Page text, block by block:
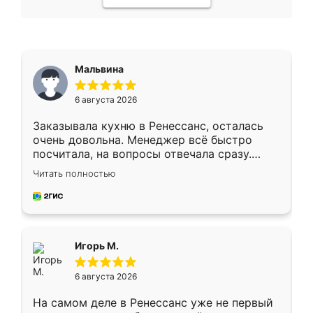
Мальвина
6 августа 2026
Заказывала кухню в Ренессанс, осталась
очень довольна. Менеджер всё быстро
посчитала, на вопросы отвечала сразу.
Замерщик приехал в субботу, подошёл к
делу со всей ответственностью. Собрали
за день, ребята работали аккуратно, даже
Читать полностью
Игорь М.
6 августа 2026
На самом деле в Ренессанс уже не первый